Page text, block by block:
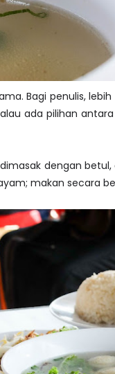
Bagi penulis,
ada pilihan
dengan
makan secara